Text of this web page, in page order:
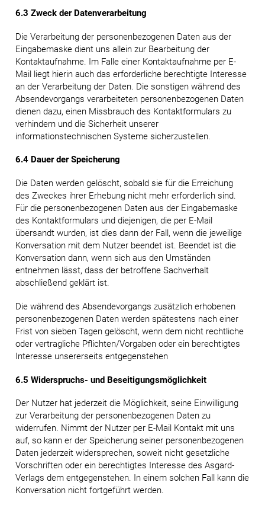
6.3 Zweck der Datenverarbeitung
Die Verarbeitung der personenbezogenen Daten aus der
Eingabemaske dient uns allein zur Bearbeitung der
Kontaktaufnahme. Im Falle einer Kontaktaufnahme per E-
Mail liegt hierin auch das erforderliche berechtigte Interesse
an der Verarbeitung der Daten. Die sonstigen während des
Absendevorgangs verarbeiteten personenbezogenen Daten
dienen dazu, einen Missbrauch des Kontaktformulars zu
verhindern und die Sicherheit unserer
informationstechnischen Systeme sicherzustellen.
6.4 Dauer der Speicherung
Die Daten werden gelöscht, sobald sie für die Erreichung
des Zweckes ihrer Erhebung nicht mehr erforderlich sind.
Für die personenbezogenen Daten aus der Eingabemaske
des Kontaktformulars und diejenigen, die per E-Mail
übersandt wurden, ist dies dann der Fall, wenn die jeweilige
Konversation mit dem Nutzer beendet ist. Beendet ist die
Konversation dann, wenn sich aus den Umständen
entnehmen lässt, dass der betroffene Sachverhalt
abschließend geklärt ist.
Die während des Absendevorgangs zusätzlich erhobenen
personenbezogenen Daten werden spätestens nach einer
Frist von sieben Tagen gelöscht, wenn dem nicht rechtliche
oder vertragliche Pflichten/Vorgaben oder ein berechtigtes
Interesse unsererseits entgegenstehen
6.5 Widerspruchs- und Beseitigungsmöglichkeit
Der Nutzer hat jederzeit die Möglichkeit, seine Einwilligung
zur Verarbeitung der personenbezogenen Daten zu
widerrufen. Nimmt der Nutzer per E-Mail Kontakt mit uns
auf, so kann er der Speicherung seiner personenbezogenen
Daten jederzeit widersprechen, soweit nicht gesetzliche
Vorschriften oder ein berechtigtes Interesse des Asgard-
Verlags dem entgegenstehen. In einem solchen Fall kann die
Konversation nicht fortgeführt werden.